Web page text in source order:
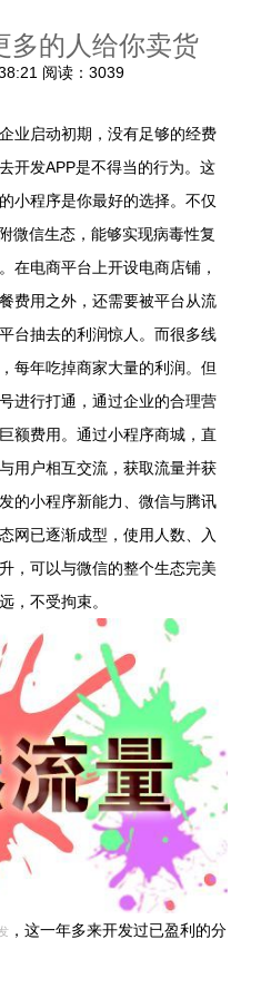
多的人给你卖货
阅读：3039
业启动初期，没有足够的经费
开发APP是不得当的行为。这
小程序是你最好的选择。不仅
微信生态，能够实现病毒性复
在电商平台上开设电商店铺，
费用之外，还需要被平台从流
台抽去的利润惊人。而很多线
每年吃掉商家大量的利润。但
进行打通，通过企业的合理营
额费用。通过小程序商城，直
用户相互交流，获取流量并获
的小程序新能力、微信与腾讯
网已逐渐成型，使用人数、入
，可以与微信的整个生态完美
，不受拘束。
，这一年多来开发过已盈利的分